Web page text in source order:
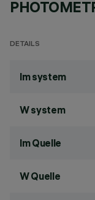
DETAILS
lm system
W system
lm Quelle
W Quelle